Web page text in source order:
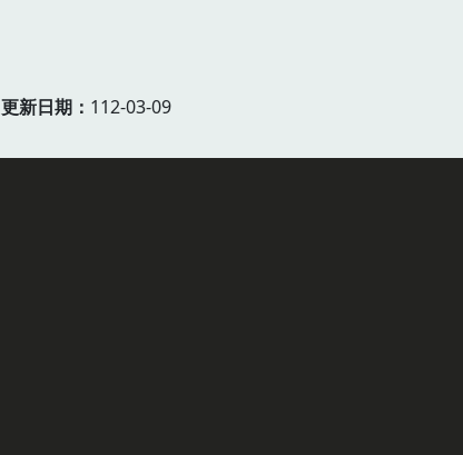
更新日期 112-03-09